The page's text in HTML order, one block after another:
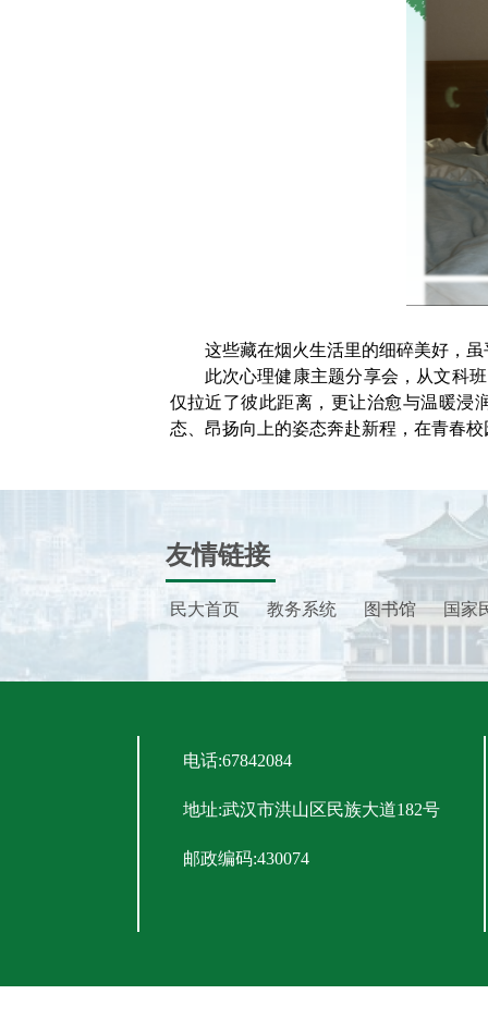
这些藏在烟火生活里的细碎美好，
此次心理健康主题分享会，从文科
仅拉近了彼此距离，更让治愈与温暖浸
态、昂扬向上的姿态奔赴新程，在青春
友情链接
民大首页 教务系统 图书馆 国家
电话:67842084
地址:武汉市洪山区民族大道182号
邮政编码:430074